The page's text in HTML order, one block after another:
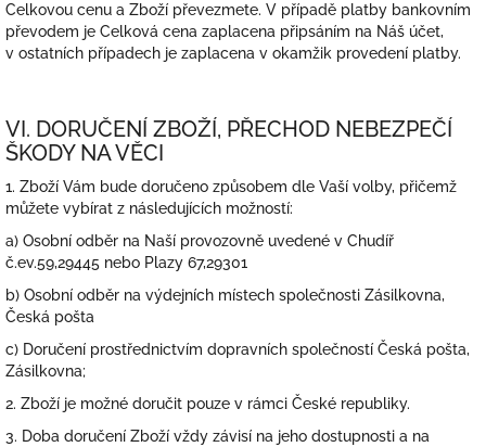
Celkovou cenu a Zboží převezmete. V případě platby bankovním
převodem je Celková cena zaplacena připsáním na Náš účet,
v ostatních případech je zaplacena v okamžik provedení platby.
VI. DORUČENÍ ZBOŽÍ, PŘECHOD NEBEZPEČÍ
ŠKODY NA VĚCI
1. Zboží Vám bude doručeno způsobem dle Vaší volby, přičemž
můžete vybírat z následujících možností:
a) Osobní odběr na Naší provozovně uvedené v Chudíř
č.ev.59,29445 nebo Plazy 67,29301
b) Osobní odběr na výdejních místech společnosti Zásilkovna,
Česká pošta
c) Doručení prostřednictvím dopravních společností Česká pošta,
Zásilkovna;
2. Zboží je možné doručit pouze v rámci České republiky.
3. Doba doručení Zboží vždy závisí na jeho dostupnosti a na